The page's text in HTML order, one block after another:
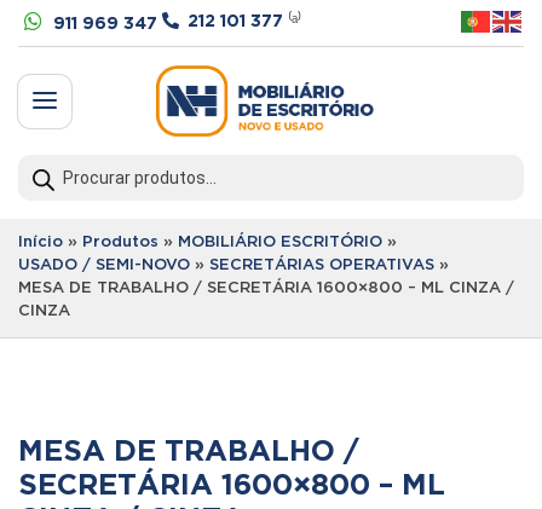
 911 969 347  212 101 377 ⁽ᵃ⁾
a
search
Início » Produtos » MOBILIÁRIO ESCRITÓRIO »
USADO / SEMI-NOVO » SECRETÁRIAS OPERATIVAS »
MESA DE TRABALHO / SECRETÁRIA 1600×800 – ML CINZA /
CINZA
MESA DE TRABALHO /
SECRETÁRIA 1600×800 – ML